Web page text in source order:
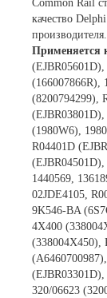
Common Rail
качество
производителя.
Применяется
(166007866R),
(8200794299),
(1980W6),
R04401D
(EJBR04501D),
1440569,
02JDE4105,
9K546-BA
4X400
(338004X450),
(EJBR03301D),
320/06623